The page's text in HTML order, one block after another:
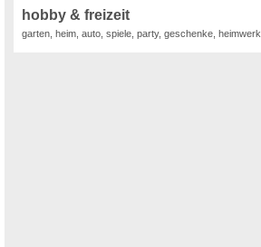
hobby & freizeit
garten, heim, auto, spiele, party, geschenke,